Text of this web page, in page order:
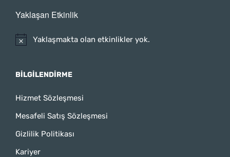
Yaklaşan Etkinlik
Yaklaşmakta olan etkinlikler yok.
BILGILENDIRME
Hizmet Sözleşmesi
Mesafeli Satış Sözleşmesi
Gizlilik Politikası
Kariyer